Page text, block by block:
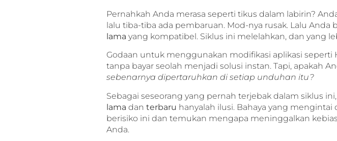
Pernahkah Anda merasa seperti tikus dalam labirin?
lalu tiba-tiba ada pembaruan. Mod-nya rusak. Lalu
lama yang kompatibel. Siklus ini melelahkan, dan yang
Godaan untuk menggunakan modifikasi aplikasi
tanpa bayar seolah menjadi solusi instan. Tapi, apakah
sebenarnya dipertaruhkan di setiap unduhan itu?
Sebagai seseorang yang pernah terjebak dalam siklus
lama dan terbaru hanyalah ilusi. Bahaya yang mengintai
berisiko ini dan temukan mengapa meninggalkan
Anda.